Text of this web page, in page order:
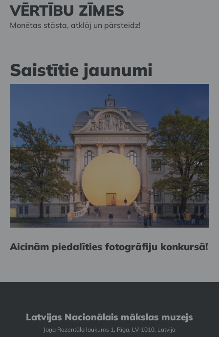
VĒRTĪBU ZĪMES
Monētas stāsta, atklāj un pārsteidz!
Saistītie jaunumi
Aicinām piedalīties fotogrāfiju konkursā!
Latvijas Nacionālais mākslas muzejs
Jaņa Rozentāla laukums 1, Rīga, LV-1010, Latvija